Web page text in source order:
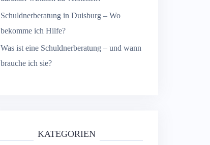
Schuldnerberatung in Duisburg – Wo
bekomme ich Hilfe?
Was ist eine Schuldnerberatung – und wann
brauche ich sie?
KATEGORIEN